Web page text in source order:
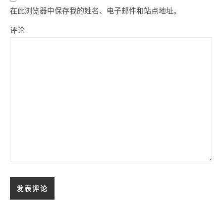
在此浏览器中保存我的姓名、电子邮件和站点地址。
评论